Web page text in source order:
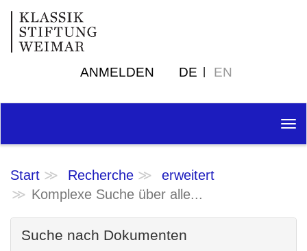
ANMELDEN DE EN
Start Recherche
erweitert
Komplexe Suche über alle...
Suche nach Dokumenten